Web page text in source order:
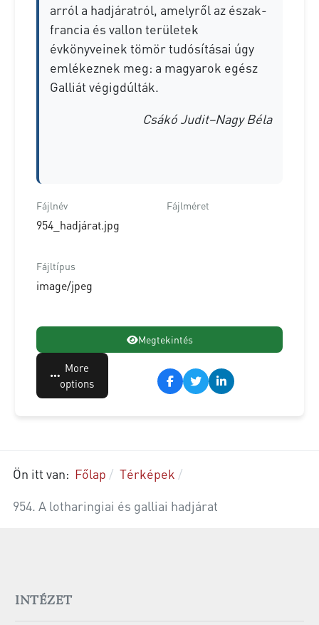
arról a hadjáratról, amelyről az észak-
francia és vallon területek
évkönyveinek tömör tudósításai úgy
emlékeznek meg: a magyarok egész
Galliát végigdúlták.
Csákó Judit–Nagy Béla
Fájlnév
954_hadjárat.jpg
Fájlméret
Fájltípus
image/jpeg
Megtekintés
More
options
Ön itt van: Főlap
Térképek
954. A lotharingiai és galliai hadjárat
INTÉZET